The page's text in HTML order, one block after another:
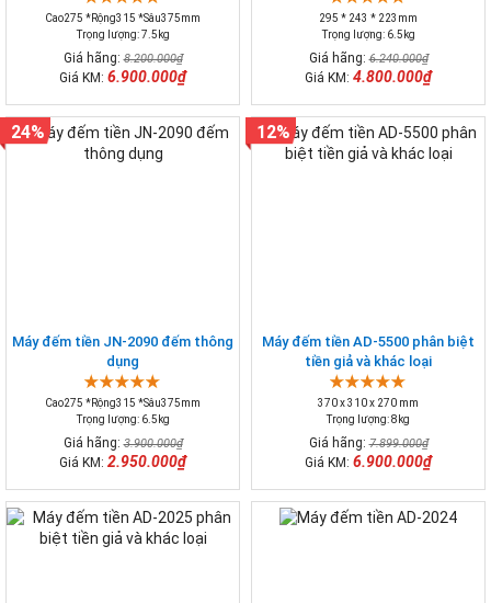
Cao275 *Rộng315 *Sâu375mm
Trọng lượng: 7.5kg
Giá hãng:8.200.000₫
Giá KM: 6.900.000₫
295 * 243 * 223mm
Trọng lượng: 6.5kg
Giá hãng:6.240.000₫
Giá KM: 4.800.000₫
Máy đếm tiền JN-2090 đếm thông
dụng
Cao275 *Rộng315 *Sâu375mm
Trọng lượng: 6.5kg
Giá hãng:3.900.000₫
Giá KM: 2.950.000₫
24%
Máy đếm tiền AD-5500 phân biệt
tiền giả và khác loại
370 x 310 x 270 mm
Trọng lượng: 8kg
Giá hãng:7.899.000₫
Giá KM: 6.900.000₫
12%